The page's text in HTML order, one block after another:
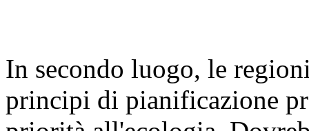
In secondo luogo, le
principi di pianificazione